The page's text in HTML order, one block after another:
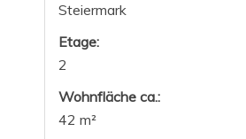
Steiermark
Etage:
2
Wohnfläche ca.:
42 m²